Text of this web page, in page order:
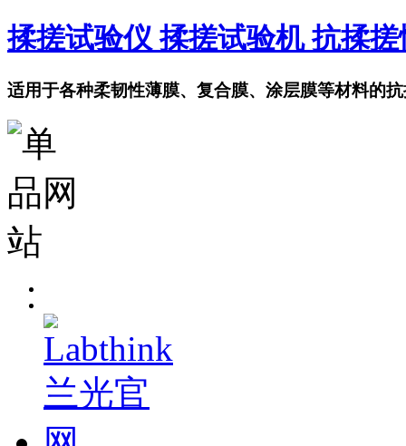
揉搓试验仪 揉搓试验机 抗揉
适用于各种柔韧性薄膜、复合膜、涂层膜等材料的